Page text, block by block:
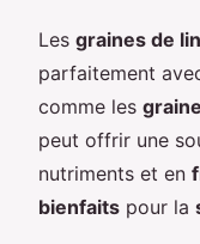
Les graines de lin
parfaitement
comme les
peut offrir une
nutriments et en
bienfaits pour la